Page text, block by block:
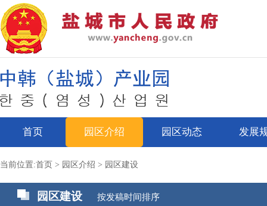
首页 园区介绍 园区动态 发展
当前位置:首页 > 园区介绍 > 园区建设
园区建设 按发稿时间排序